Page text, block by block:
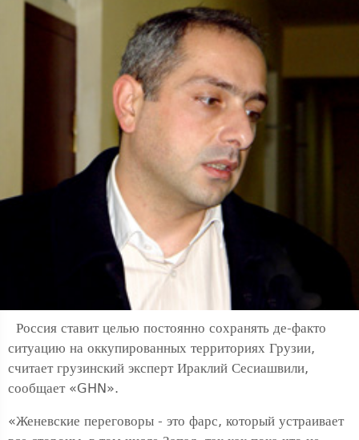
Россия ставит целью постоянно сохранять де-факто
ситуацию на оккупированных территориях Грузии,
считает грузинский эксперт Ираклий Сесиашвили,
сообщает «GHN».
«Женевские переговоры - это фарс, который устраивает